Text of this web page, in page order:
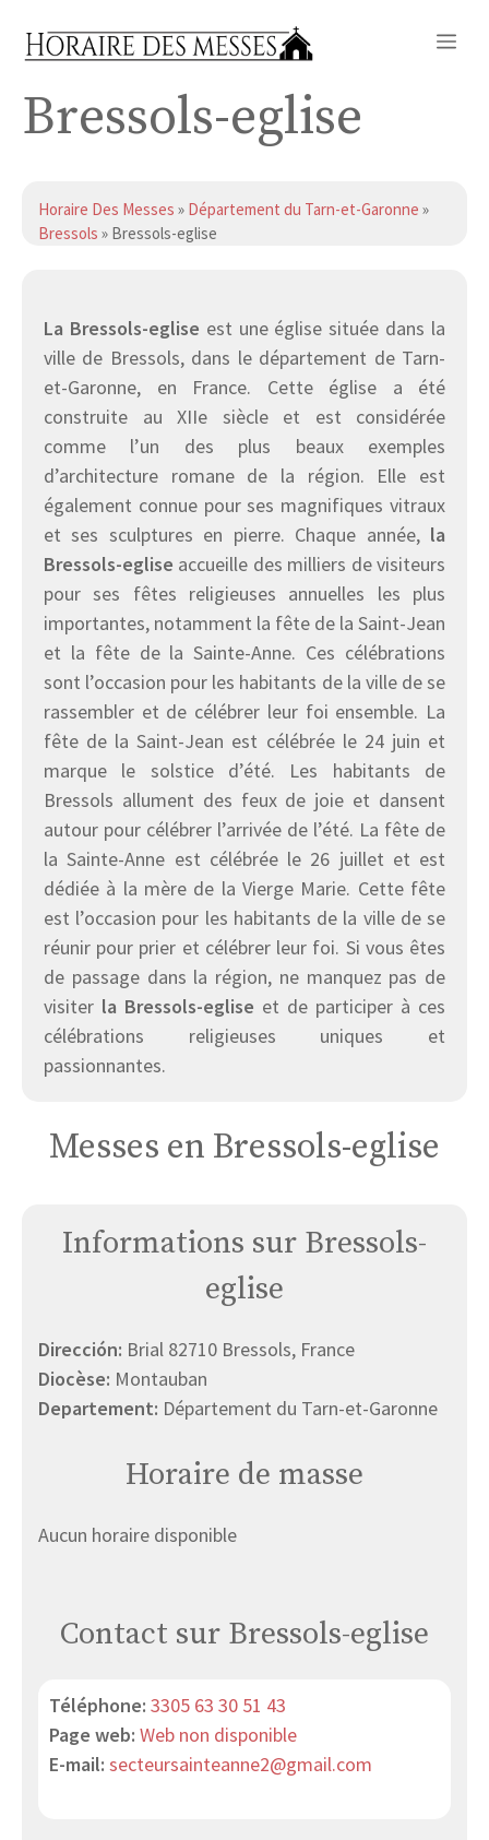
Bressols-eglise
Horaire Des Messes » Département du Tarn-et-Garonne »
Bressols » Bressols-eglise
La Bressols-eglise est une église située dans la
ville de Bressols, dans le département de Tarn-
et-Garonne, en France. Cette église a été
construite au XIIe siècle et est considérée
comme l’un des plus beaux exemples
d’architecture romane de la région. Elle est
également connue pour ses magnifiques vitraux
et ses sculptures en pierre. Chaque année, la
Bressols-eglise accueille des milliers de visiteurs
pour ses fêtes religieuses annuelles les plus
importantes, notamment la fête de la Saint-Jean
et la fête de la Sainte-Anne. Ces célébrations
sont l’occasion pour les habitants de la ville de se
rassembler et de célébrer leur foi ensemble. La
fête de la Saint-Jean est célébrée le 24 juin et
marque le solstice d’été. Les habitants de
Bressols allument des feux de joie et dansent
autour pour célébrer l’arrivée de l’été. La fête de
la Sainte-Anne est célébrée le 26 juillet et est
dédiée à la mère de la Vierge Marie. Cette fête
est l’occasion pour les habitants de la ville de se
réunir pour prier et célébrer leur foi. Si vous êtes
de passage dans la région, ne manquez pas de
visiter la Bressols-eglise et de participer à ces
célébrations religieuses uniques et
passionnantes.
Messes en Bressols-eglise
Informations sur Bressols-
eglise
Dirección: Brial 82710 Bressols, France
Diocèse: Montauban
Departement: Département du Tarn-et-Garonne
Horaire de masse
Aucun horaire disponible
Contact sur Bressols-eglise
Téléphone: 3305 63 30 51 43
Page web: Web non disponible
E-mail: secteursainteanne2@gmail.com